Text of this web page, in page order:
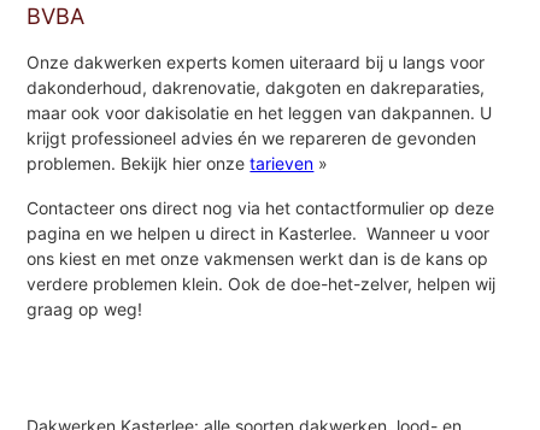
BVBA
Onze dakwerken experts komen uiteraard bij u langs voor
dakonderhoud, dakrenovatie, dakgoten en dakreparaties,
maar ook voor dakisolatie en het leggen van dakpannen. U
krijgt professioneel advies én we repareren de gevonden
problemen. Bekijk hier onzetarieven »
Contacteer ons direct nog via het contactformulier op deze
pagina en we helpen u direct in Kasterlee. Wanneer u voor
ons kiest en met onze vakmensen werkt dan is de kans op
verdere problemen klein. Ook de doe-het-zelver, helpen wij
graag op weg!
Dakwerken Kasterlee: alle soorten dakwerken, lood- en